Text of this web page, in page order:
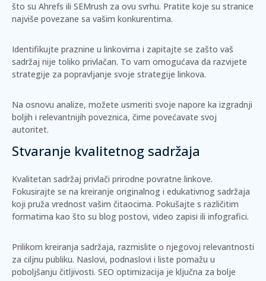
što su Ahrefs ili SEMrush za ovu svrhu. Pratite koje su stranice
najviše povezane sa vašim konkurentima.
Identifikujte praznine u linkovima i zapitajte se zašto vaš
sadržaj nije toliko privlačan. To vam omogućava da razvijete
strategije za popravljanje svoje strategije linkova.
Na osnovu analize, možete usmeriti svoje napore ka izgradnji
boljih i relevantnijih poveznica, čime povećavate svoj
autoritet.
Stvaranje kvalitetnog sadržaja
Kvalitetan sadržaj privlači prirodne povratne linkove.
Fokusirajte se na kreiranje originalnog i edukativnog sadržaja
koji pruža vrednost vašim čitaocima. Pokušajte s različitim
formatima kao što su blog postovi, video zapisi ili infografici.
Prilikom kreiranja sadržaja, razmislite o njegovoj relevantnosti
za ciljnu publiku. Naslovi, podnaslovi i liste pomažu u
poboljšanju čitljivosti. SEO optimizacija je ključna za bolje